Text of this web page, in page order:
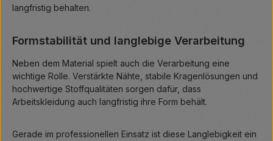
langfristig behalten.
Formstabilität und langlebige Verarbeitung
Neben dem Material spielt auch die Verarbeitung eine
wichtige Rolle. Verstärkte Nähte, stabile Kragenlösungen und
hochwertige Stoffqualitäten sorgen dafür, dass
Arbeitskleidung auch langfristig ihre Form behält.
Gerade im professionellen Einsatz ist diese Langlebigkeit ein